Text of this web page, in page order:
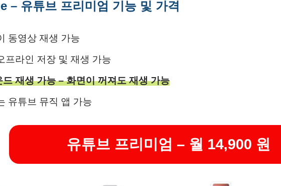
– 유튜브 프리미엄 기능 및 가격
동영상 재생 가능
프라인 저장 및 재생 가능
드 재생 가능 – 화면이 꺼져도 재생 가능
유튜브 뮤직 앱 가능
유튜브 프리미엄 – 월 14,900 원